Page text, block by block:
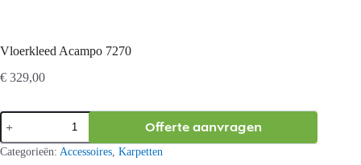
Vloerkleed Acampo 7270
€ 329,00
Vloerkleed
Acampo
7270
aantal
Offerte aanvragen
Categorieën: Accessoires Karpetten